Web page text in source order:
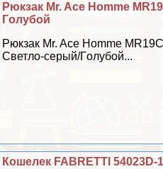
Рюкзак Mr. Ace Homme
Гoлyбой
Рюкзак Mr. Ace Homme
Светло-серый/Гoлyбой...
Кошелек FABRETTI